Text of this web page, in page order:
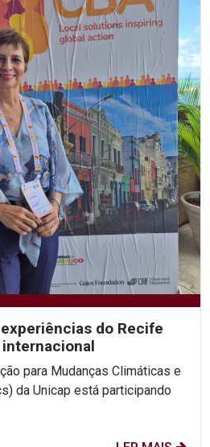
do Recife
para Mudanças Climáticas e
da Unicap está participando